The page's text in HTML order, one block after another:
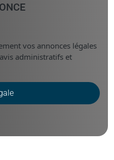
vos annonces légales
administratifs et